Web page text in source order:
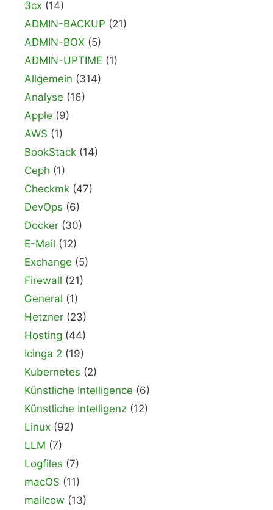
3cx (14)
ADMIN-BACKUP (21)
ADMIN-BOX (5)
ADMIN-UPTIME (1)
Allgemein (314)
Analyse (16)
Apple (9)
AWS (1)
BookStack (14)
Ceph (1)
Checkmk (47)
DevOps (6)
Docker (30)
E-Mail (12)
Exchange (5)
Firewall (21)
General (1)
Hetzner (23)
Hosting (44)
Icinga 2 (19)
Kubernetes (2)
Künstliche Intelligence (6)
Künstliche Intelligenz (12)
Linux (92)
LLM (7)
Logfiles (7)
macOS (11)
mailcow (13)